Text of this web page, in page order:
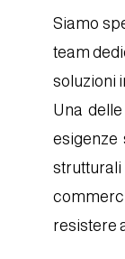
Siamo
team
soluzioni
Una
esigenze
resistere